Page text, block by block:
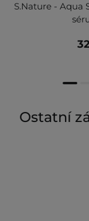
S.Nature - Aqua
Ostatní